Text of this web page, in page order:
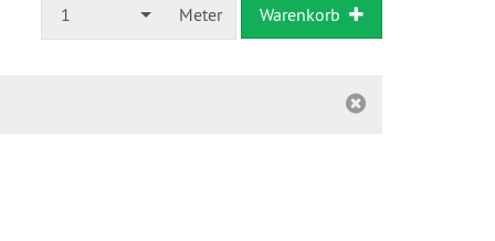
1 Meter Warenkorb